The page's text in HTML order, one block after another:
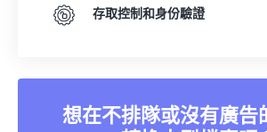
存取控制和身份驗證
想在不排隊或沒有廣告